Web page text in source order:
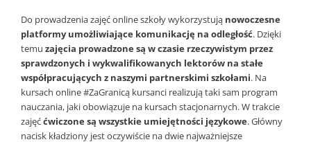
Do prowadzenia zajęć online szkoły wykorzystują nowoczesne
platformy umożliwiające komunikację na odległość. Dzięki
temu zajęcia prowadzone są w czasie rzeczywistym przez
sprawdzonych i wykwalifikowanych lektorów na stałe
współpracujących z naszymi partnerskimi szkołami. Na
kursach online #ZaGranicą kursanci realizują taki sam program
nauczania, jaki obowiązuje na kursach stacjonarnych. W trakcie
zajęććwiczone są wszystkie umiejętności językowe. Główny
nacisk kładziony jest oczywiście na dwie najważniejsze